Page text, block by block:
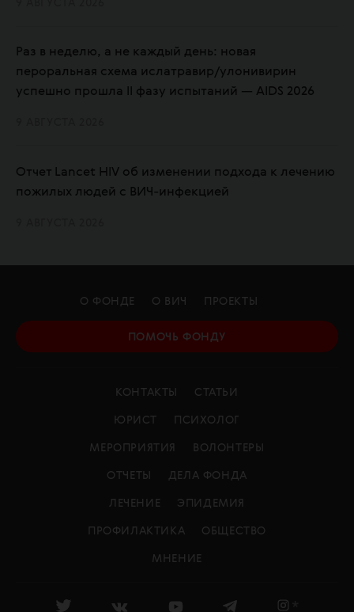
Раз в неделю, а не каждый день: новая
пероральная схема ислатравир/улонивирин
успешно прошла II фазу испытаний — AIDS 2026
Отчет Lancet HIV об изменении подхода к лечению
пожилых людей с ВИЧ-инфекцией
О ФОНДЕ О ВИЧ ПРОЕКТЫ
ПОМОЧЬ ФОНДУ
КОНТАКТЫ СТАТЬИ
ЮРИСТ ПСИХОЛОГ
МЕРОПРИЯТИЯ ВОЛОНТЕРЫ
ОТЧЕТЫ ДЕЛА ФОНДА
ЛЕЧЕНИЕ ЭПИДЕМИЯ
ПРОФИЛАКТИКА ОБЩЕСТВО
МНЕНИЕ